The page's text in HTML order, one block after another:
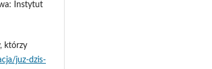
Instytut
którzy
juz-dzis-